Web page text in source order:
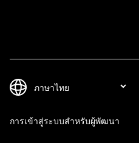
การเข้าสู่ระบบสำหรับผู้พัฒนา